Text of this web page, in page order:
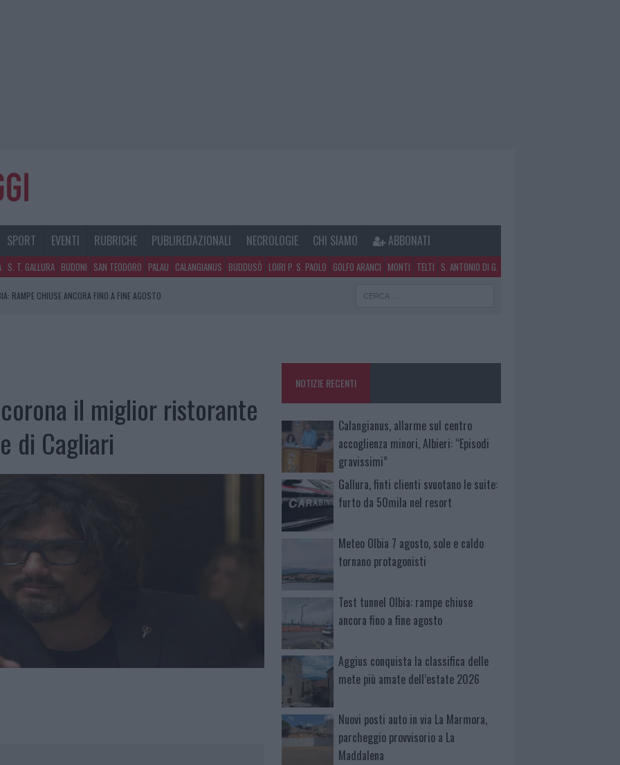
SPORT EVENTI RUBRICHE PUBLIREDAZIONALI NECROLOGIE CHI SIAMO ABBONATI
S. T. GALLURA BUDONI SAN TEODORO PALAU CALANGIANUS BUDDUSÒ LOIRI P. S. PAOLO GOLFO ARANCI MONTI TELTI S. ANTONIO DI G.
RAMPE CHIUSE ANCORA FINO A FINE AGOSTO
il miglior ristorante
di Cagliari
NOTIZIE RECENTI
Calangianus, allarme sul centro
accoglienza minori, Albieri: “Episodi
gravissimi”
Gallura, finti clienti svuotano le suite:
furto da 50mila nel resort
Meteo Olbia 7 agosto, sole e caldo
tornano protagonisti
Test tunnel Olbia: rampe chiuse
ancora fino a fine agosto
Aggius conquista la classifica delle
mete più amate dell’estate 2026
Nuovi posti auto in via La Marmora,
parcheggio provvisorio a La
Maddalena